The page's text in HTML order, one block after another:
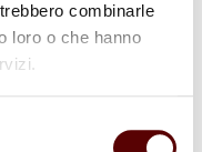
combinarle
loro o che hanno